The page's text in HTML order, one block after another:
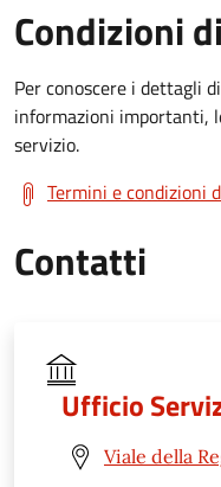
Condizioni
Per conoscere i dettagli
informazioni importanti,
servizio.
Termini e condizioni
Contatti
Ufficio
Viale della